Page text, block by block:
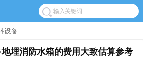
设备
埋消防水箱的费用大致估算参考